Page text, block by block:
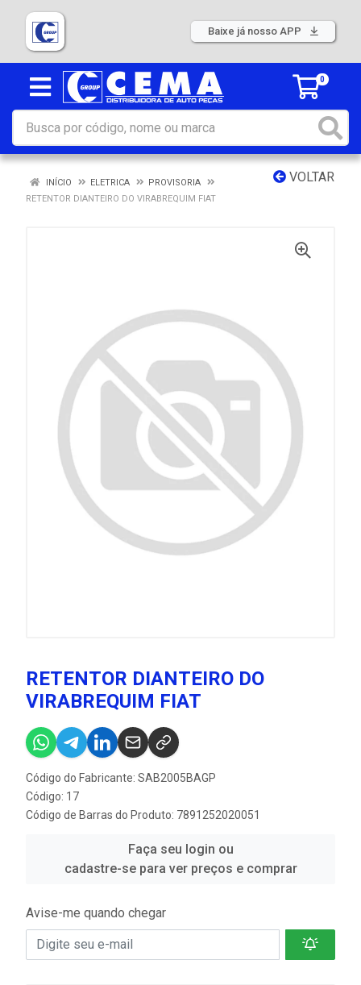
Baixe já nosso APP
0
VOLTAR
INÍCIO ELETRICA
PROVISORIA
RETENTOR DIANTEIRO DO VIRABREQUIM FIAT
RETENTOR DIANTEIRO DO
VIRABREQUIM FIAT
Código do Fabricante: SAB2005BAGP
Código: 17
Código de Barras do Produto: 7891252020051
Faça seu login ou
cadastre-se para ver preços e comprar
Avise-me quando chegar